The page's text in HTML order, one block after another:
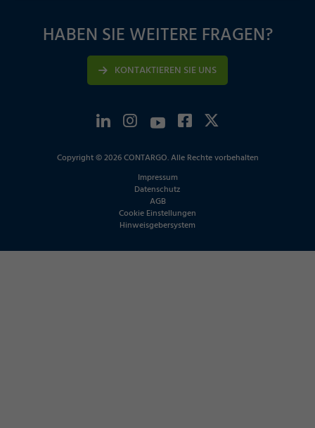
HABEN SIE WEITERE FRAGEN?
KONTAKTIEREN SIE UNS
Copyright © 2026 CONTARGO. Alle Rechte vorbehalten
Impressum
Datenschutz
AGB
Cookie Einstellungen
Hinweisgebersystem